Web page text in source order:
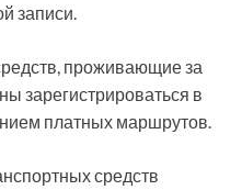
записи.
проживающие за
зарегистрироваться в
платных маршрутов.
средств